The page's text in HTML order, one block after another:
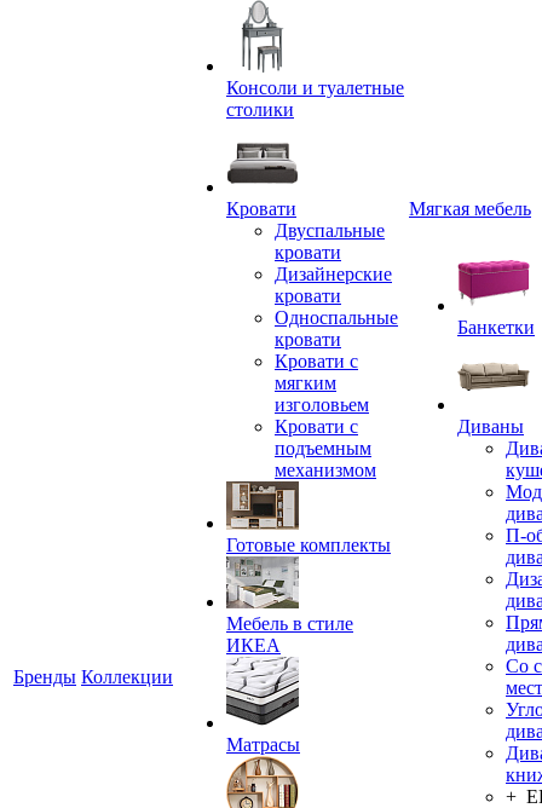
Бренды Коллекции
Консоли и туалетные
столики
Кровати
Двуспальные
кровати
Дизайнерские
кровати
Односпальные
кровати
Кровати с
мягким
изголовьем
Кровати с
подъемным
механизмом
Готовые комплекты
Мебель в стиле
ИКЕА
Матрасы
Мягкая мебель
Банкетки
Диваны
П-
Со
+